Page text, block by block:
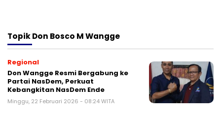
TopikDon Bosco M Wangge
Regional
Don Wangge Resmi Bergabung ke
Partai NasDem, Perkuat
Kebangkitan NasDem Ende
Minggu, 22 Februari 2026 - 08:24 WITA